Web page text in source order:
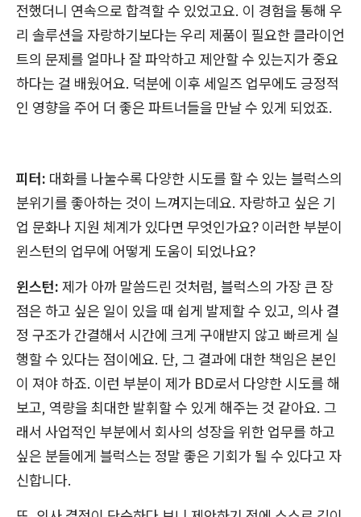
전했더니 연속으로 합격할 수 있었고요. 이 경험을 통해 우
리 솔루션을 자랑하기보다는 우리 제품이 필요한 클라이언
트의 문제를 얼마나 잘 파악하고 제안할 수 있는지가 중요
하다는 걸 배웠어요. 덕분에 이후 세일즈 업무에도 긍정적
인 영향을 주어 더 좋은 파트너들을 만날 수 있게 되었죠.
피터: 대화를 나눌수록 다양한 시도를 할 수 있는 블럭스의
분위기를 좋아하는 것이 느껴지는데요. 자랑하고 싶은 기
업 문화나 지원 체계가 있다면 무엇인가요? 이러한 부분이
윈스턴의 업무에 어떻게 도움이 되었나요?
윈스턴: 제가 아까 말씀드린 것처럼, 블럭스의 가장 큰 장
점은 하고 싶은 일이 있을 때 쉽게 발제할 수 있고, 의사 결
정 구조가 간결해서 시간에 크게 구애받지 않고 빠르게 실
행할 수 있다는 점이에요. 단, 그 결과에 대한 책임은 본인
이 져야 하죠. 이런 부분이 제가 BD로서 다양한 시도를 해
보고, 역량을 최대한 발휘할 수 있게 해주는 것 같아요. 그
래서 사업적인 부분에서 회사의 성장을 위한 업무를 하고
싶은 분들에게 블럭스는 정말 좋은 기회가 될 수 있다고 자
신합니다.